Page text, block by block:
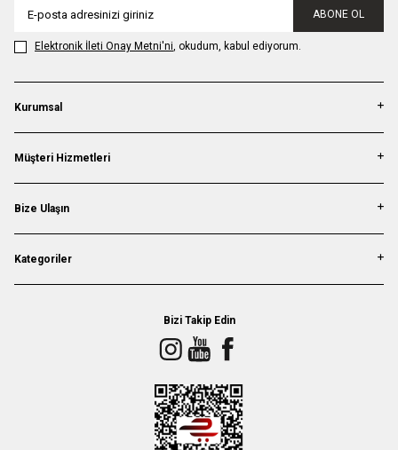
ABONE OL
Elektronik İleti Onay Metni'ni, okudum, kabul ediyorum.
Kurumsal
Müşteri Hizmetleri
Bize Ulaşın
Kategoriler
Bizi Takip Edin